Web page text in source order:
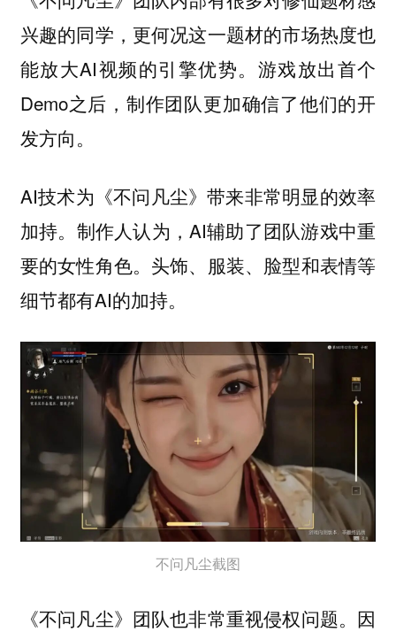
兴趣的同学，更何况这一题材的市场热度也
能放大AI视频的引擎优势。游戏放出首个
Demo之后，制作团队更加确信了他们的开
发方向。
AI技术为《不问凡尘》带来非常明显的效率
加持。制作人认为，AI辅助了团队游戏中重
要的女性角色。头饰、服装、脸型和表情等
细节都有AI的加持。
不问凡尘截图
《不问凡尘》团队也非常重视侵权问题。因